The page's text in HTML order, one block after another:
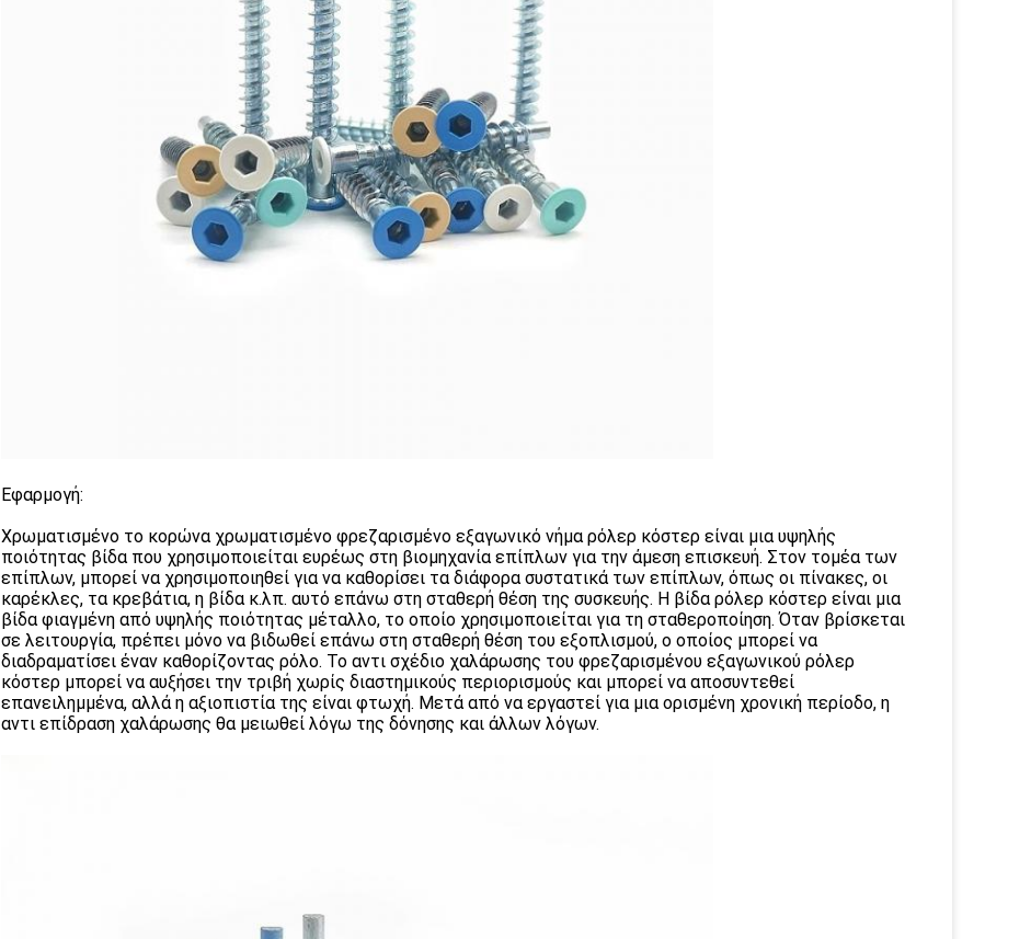
Εφαρμογή:
Χρωματισμένο το κορώνα χρωματισμένο φρεζαρισμένο εξαγωνικό νήμα ρόλερ κόστερ είναι μια υψηλής
ποιότητας βίδα που χρησιμοποιείται ευρέως στη βιομηχανία επίπλων για την άμεση επισκευή. Στον τομέα των
επίπλων, μπορεί να χρησιμοποιηθεί για να καθορίσει τα διάφορα συστατικά των επίπλων, όπως οι πίνακες, οι
καρέκλες, τα κρεβάτια, η βίδα κ.λπ. αυτό επάνω στη σταθερή θέση της συσκευής. Η βίδα ρόλερ κόστερ είναι μια
βίδα φιαγμένη από υψηλής ποιότητας μέταλλο, το οποίο χρησιμοποιείται για τη σταθεροποίηση. Όταν βρίσκεται
σε λειτουργία, πρέπει μόνο να βιδωθεί επάνω στη σταθερή θέση του εξοπλισμού, ο οποίος μπορεί να
διαδραματίσει έναν καθορίζοντας ρόλο. Το αντι σχέδιο χαλάρωσης του φρεζαρισμένου εξαγωνικού ρόλερ
κόστερ μπορεί να αυξήσει την τριβή χωρίς διαστημικούς περιορισμούς και μπορεί να αποσυντεθεί
επανειλημμένα, αλλά η αξιοπιστία της είναι φτωχή. Μετά από να εργαστεί για μια ορισμένη χρονική περίοδο, η
αντι επίδραση χαλάρωσης θα μειωθεί λόγω της δόνησης και άλλων λόγων.